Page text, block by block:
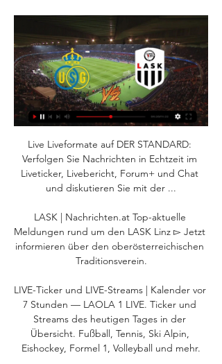
Live Liveformate auf DER STANDARD:
Verfolgen Sie Nachrichten in Echtzeit im
Liveticker, Livebericht, Forum+ und Chat
und diskutieren Sie mit der ...
LASK | Nachrichten.at Top-aktuelle
Meldungen rund um den LASK Linz ▻ Jetzt
informieren über den oberösterreichischen
Traditionsverein.
LIVE-Ticker und LIVE-Streams | Kalender vor
7 Stunden — LAOLA 1 LIVE. Ticker und
Streams des heutigen Tages in der
Übersicht. Fußball, Tennis, Ski Alpin,
Eishockey, Formel 1, Volleyball und mehr.